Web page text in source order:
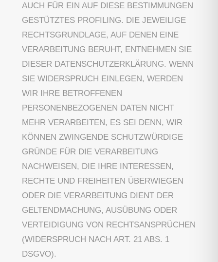
AUCH FÜR EIN AUF DIESE BESTIMMUNGEN
GESTÜTZTES PROFILING. DIE JEWEILIGE
RECHTSGRUNDLAGE, AUF DENEN EINE
VERARBEITUNG BERUHT, ENTNEHMEN SIE
DIESER DATENSCHUTZERKLÄRUNG. WENN
SIE WIDERSPRUCH EINLEGEN, WERDEN
WIR IHRE BETROFFENEN
PERSONENBEZOGENEN DATEN NICHT
MEHR VERARBEITEN, ES SEI DENN, WIR
KÖNNEN ZWINGENDE SCHUTZWÜRDIGE
GRÜNDE FÜR DIE VERARBEITUNG
NACHWEISEN, DIE IHRE INTERESSEN,
RECHTE UND FREIHEITEN ÜBERWIEGEN
ODER DIE VERARBEITUNG DIENT DER
GELTENDMACHUNG, AUSÜBUNG ODER
VERTEIDIGUNG VON RECHTSANSPRÜCHEN
(WIDERSPRUCH NACH ART. 21 ABS. 1
DSGVO).